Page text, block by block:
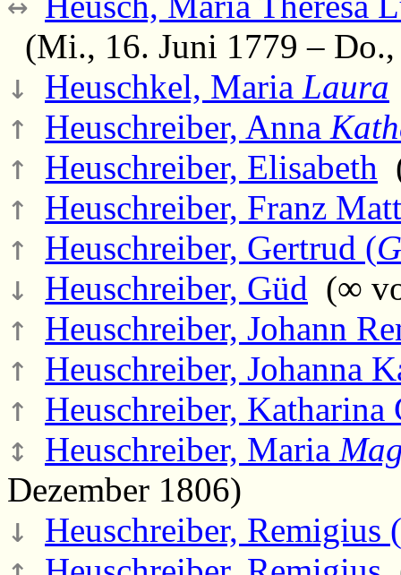
(Mi., 16. Juni 1779 – Do.,
↓ Heuschkel, Maria Laura
↑ Heuschreiber, Anna
↑ Heuschreiber, Elisabeth
↑ Heuschreiber, Franz
↑ Heuschreiber, Gertrud (
↓ Heuschreiber, Güd (∞
↑ Heuschreiber, Johann
↑ Heuschreiber, Johanna
↑ Heuschreiber, Katharina
↕ Heuschreiber, Maria
Dezember 1806)
↓ Heuschreiber, Remigius (